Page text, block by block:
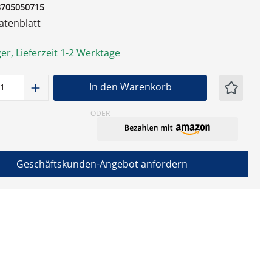
Lieferzeit 1-2 Werktage
Anzahl: Gib den gewünschten Wert
In den Warenkorb
ODER
Geschäftskunden-Angebot anfordern